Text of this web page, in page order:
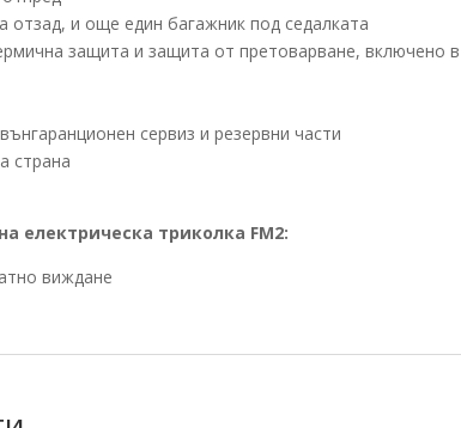
отзад, и още един багажник под седалката
защита и защита от претоварване, включено
сервиз и резервни части
страна
електрическа триколка FM2:
виждане